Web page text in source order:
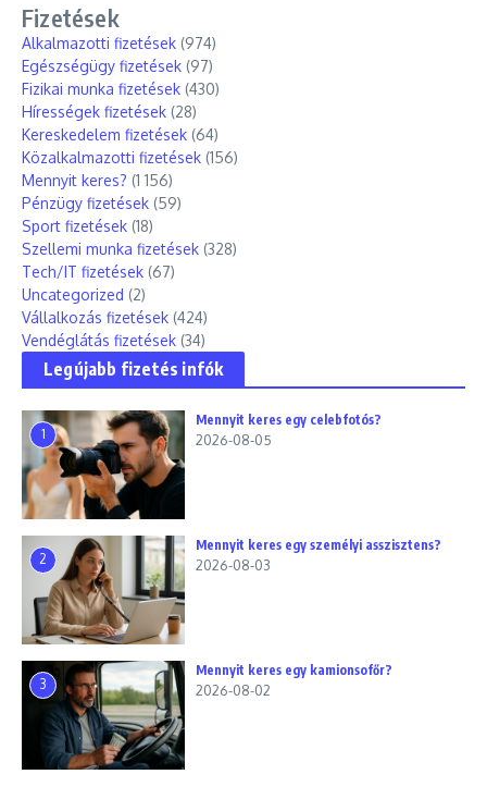
Fizetések
Alkalmazotti fizetések (974)
Egészségügy fizetések (97)
Fizikai munka fizetések (430)
Hírességek fizetések (28)
Kereskedelem fizetések (64)
Közalkalmazotti fizetések (156)
Mennyit keres? (1 156)
Pénzügy fizetések (59)
Sport fizetések (18)
Szellemi munka fizetések (328)
Tech/IT fizetések (67)
Uncategorized (2)
Vállalkozás fizetések (424)
Vendéglátás fizetések (34)
Legújabb fizetés infók
1
Mennyit keres egy celebfotós?
2026-08-05
2
Mennyit keres egy személyi asszisztens?
2026-08-03
3
Mennyit keres egy kamionsofőr?
2026-08-02